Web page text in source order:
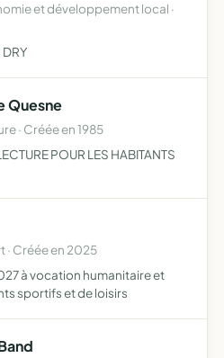
et développement local ·
Quesne
· Créée en 1985
POUR LES HABITANTS
· Créée en 2025
à vocation humanitaire et
sportifs et de loisirs